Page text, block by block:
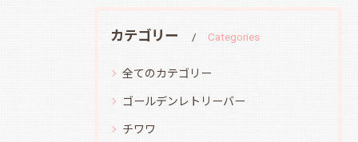
カテゴリー Categories
全てのカテゴリー
ゴールデンレトリーバー
チワワ